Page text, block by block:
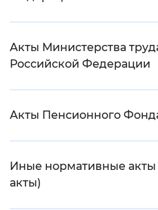
Акты Министерства
Российской Федерации
Акты Пенсионного
Иные нормативные
акты)